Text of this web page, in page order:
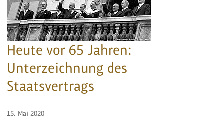
Heute vor 65 Jahren:
Unterzeichnung des
Staatsvertrags
15. Mai 2020